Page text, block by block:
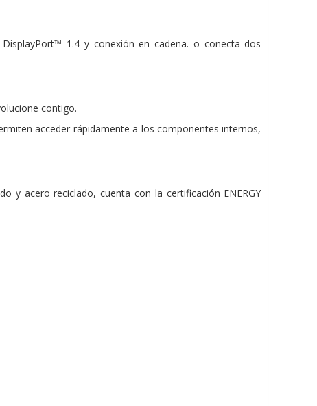
1.4 y conexión en cadena. o conecta dos
contigo.
acceder rápidamente a los componentes internos,
y acero reciclado, cuenta con la certificación ENERGY